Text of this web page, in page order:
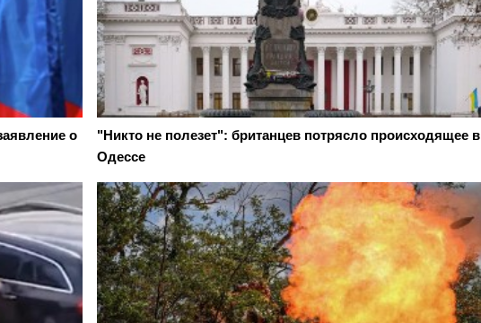
о
"Никто не полезет": британцев потрясло происходящее в
Одессе